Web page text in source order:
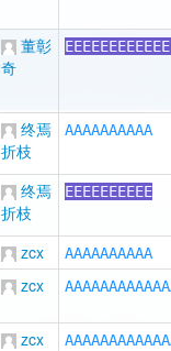
董彰
奇
EEEEEEEEEEEE
终焉
折枝
AAAAAAAAAA
终焉
折枝
EEEEEEEEEE
zcx AAAAAAAAAA
zcx AAAAAAAAAAAA
zcx AAAAAAAAAAAA